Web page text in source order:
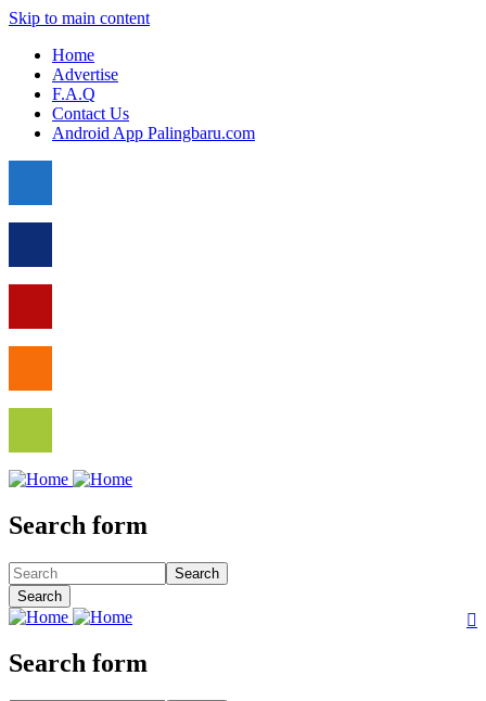
Skip to main content
Home
Advertise
F.A.Q
Contact Us
Android App Palingbaru.com
Search form
Search
Search

Search form